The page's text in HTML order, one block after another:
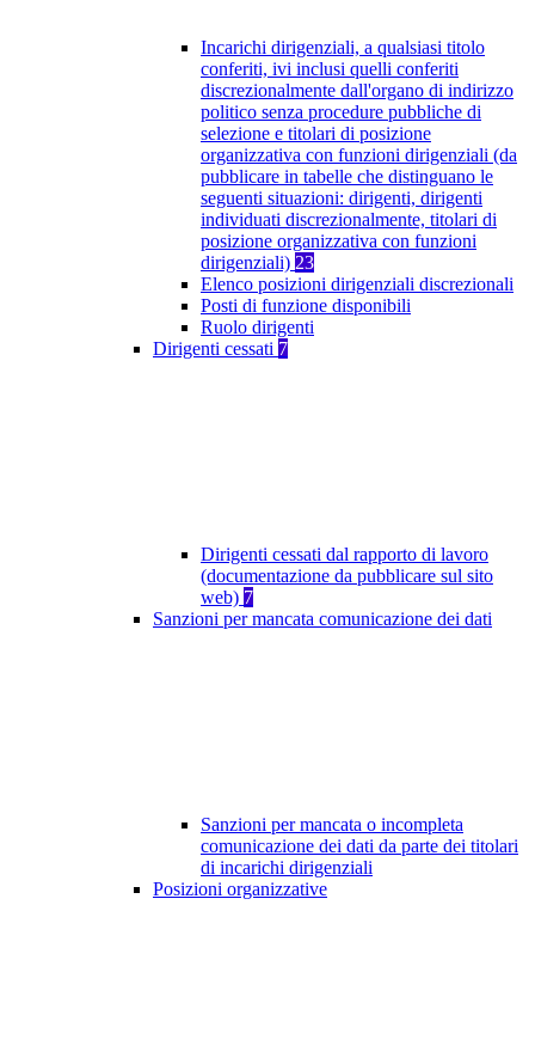
Incarichi dirigenziali, a qualsiasi titolo
conferiti, ivi inclusi quelli conferiti
discrezionalmente dall'organo di indirizzo
politico senza procedure pubbliche di
selezione e titolari di posizione
organizzativa con funzioni dirigenziali (da
pubblicare in tabelle che distinguano le
seguenti situazioni: dirigenti, dirigenti
individuati discrezionalmente, titolari di
posizione organizzativa con funzioni
dirigenziali) 23
Elenco posizioni dirigenziali discrezionali
Posti di funzione disponibili
Ruolo dirigenti
Dirigenti cessati 7
Dirigenti cessati dal rapporto di lavoro
(documentazione da pubblicare sul sito
web) 7
Sanzioni per mancata comunicazione dei dati
Sanzioni per mancata o incompleta
comunicazione dei dati da parte dei titolari
di incarichi dirigenziali
Posizioni organizzative